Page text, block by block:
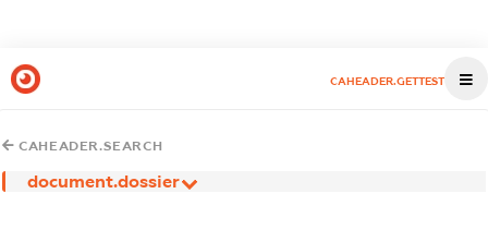
CAHEADER.GETTEST
CAHEADER.SEARCH
document.dossier